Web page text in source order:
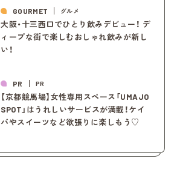
GOURMET グルメ
大阪・十三西口でひとり飲みデビュー！ デ
ィープな街で楽しむおしゃれ飲みが新し
い！
PR PR
【京都競馬場】女性専用スペース「UMAJO
SPOT」はうれしいサービスが満載！ケイ
バやスイーツなど欲張りに楽しもう♡